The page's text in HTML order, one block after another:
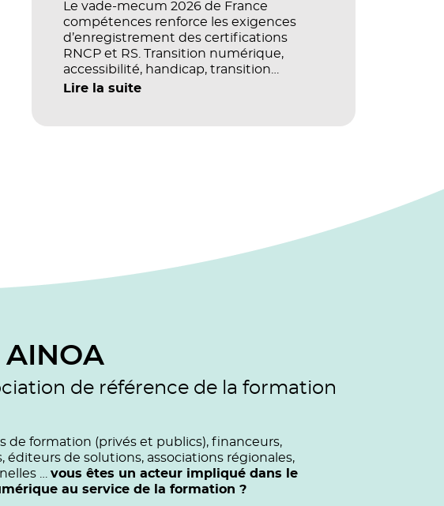
Le vade-mecum 2026 de France
compétences renforce les exigences
d’enregistrement des certifications
RNCP et RS. Transition numérique,
accessibilité, handicap, transition
écologique : quels impacts concrets pour
Lire la suite
de référence de la formation
de formation (privés et publics), financeurs,
éditeurs de solutions, associations régionales,
… vous êtes un acteur impliqué dans le
au service de la formation ?